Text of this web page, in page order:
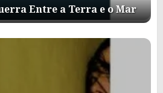
Entre a Terra e o Mar